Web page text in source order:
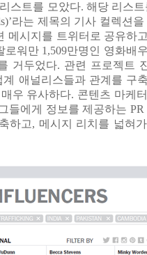
스트를 모았다.해당 리스
라는 제목의 기사 컬렉션
메시지를 트위터로 공유하
로워만1,509만명인 영화배
거두었다. 관련 프로젝트
계 애널리스들과 관계를 구
우 유사하다. 콘텐츠 마케
들에게 정보를 제공하는
하고, 메시지 리치를 넓혀